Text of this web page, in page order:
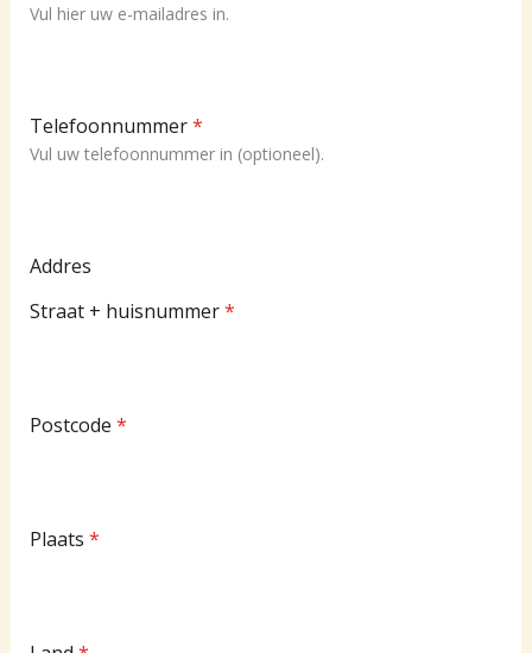
Vul hier uw e-mailadres in.
Telefoonnummer*
Vul uw telefoonnummer in (optioneel).
Addres
Straat + huisnummer*
Postcode *
Plaats *